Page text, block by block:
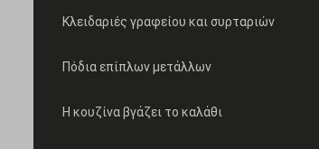
Κλειδαριές γραφείου και συρταριών
Πόδια επίπλων μετάλλων
Η κουζίνα βγάζει το καλάθι